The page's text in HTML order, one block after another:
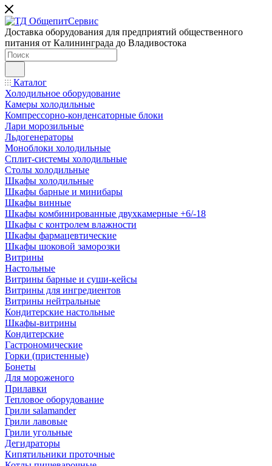
Доставка оборудования для предприятий общественного
питания от Калининграда до Владивостока
Каталог
Холодильное оборудование
Камеры холодильные
Компрессорно-конденсаторные блоки
Лари морозильные
Льдогенераторы
Моноблоки холодильные
Сплит-системы холодильные
Столы холодильные
Шкафы холодильные
Шкафы барные и минибары
Шкафы винные
Шкафы комбинированные двухкамерные +6/-18
Шкафы с контролем влажности
Шкафы фармацевтические
Шкафы шоковой заморозки
Витрины
Настольные
Витрины барные и суши-кейсы
Витрины для ингредиентов
Витрины нейтральные
Кондитерские настольные
Шкафы-витрины
Кондитерские
Гастрономические
Горки (пристенные)
Бонеты
Для мороженого
Прилавки
Тепловое оборудование
Грили salamander
Грили лавовые
Грили угольные
Дегидраторы
Кипятильники проточные